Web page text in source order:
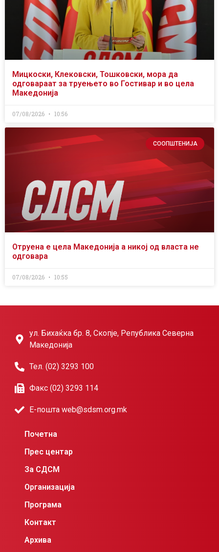
Мицкоски, Клековски, Тошковски, мора да
одговараат за труењето во Гостивар и во цела
Македонија
07/08/2026 10:56
СООПШТЕНИЈА
Отруена е цела Македонија а никој од власта не
одговара
07/08/2026 10:55
ул. Бихаќка бр. 8, Скопје, Република Северна
Македонија
Тел. (02) 3293 100
Факс (02) 3293 114
Е-пошта web@sdsm.org.mk
Почетна
Прес центар
За СДСМ
Организација
Програма
Контакт
Архива